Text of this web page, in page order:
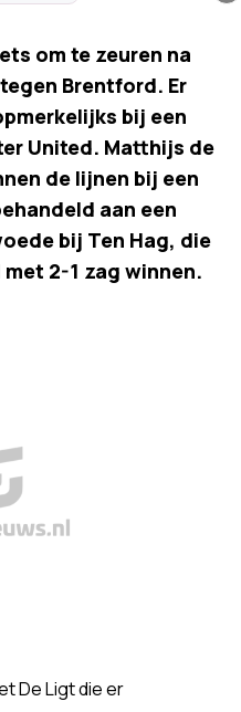
om te zeuren na
Brentford. Er
bij een
United. Matthijs de
de lijnen bij een
aan een
bij Ten Hag, die
2-1 zag winnen.
De Ligt die er